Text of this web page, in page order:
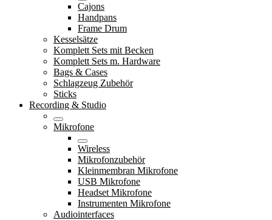
Cajons
Handpans
Frame Drum
Kesselsätze
Komplett Sets mit Becken
Komplett Sets m. Hardware
Bags & Cases
Schlagzeug Zubehör
Sticks
Recording & Studio
Mikrofone
Wireless
Mikrofonzubehör
Kleinmembran Mikrofone
USB Mikrofone
Headset Mikrofone
Instrumenten Mikrofone
Audiointerfaces